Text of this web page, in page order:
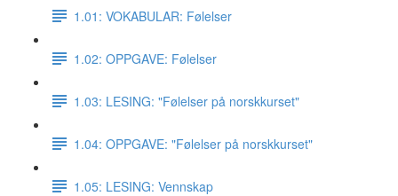
1.01: VOKABULAR: Følelser
1.02: OPPGAVE: Følelser
1.03: LESING: "Følelser på norskkurset"
1.04: OPPGAVE: "Følelser på norskkurset"
1.05: LESING: Vennskap